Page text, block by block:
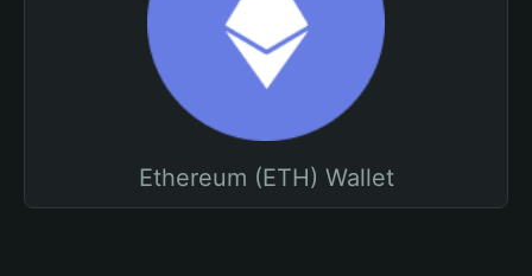
Ethereum (ETH) Wallet